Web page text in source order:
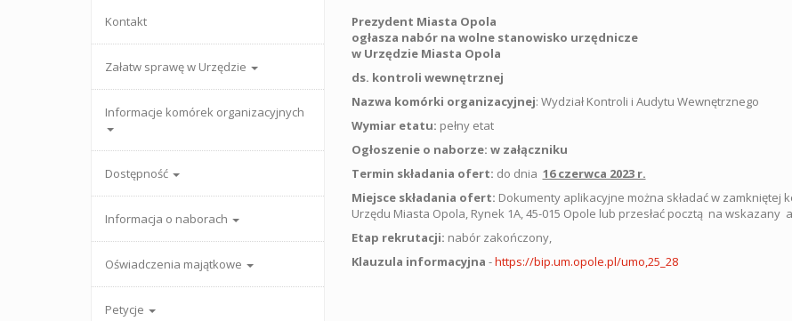
Kontakt
Załatw sprawę w Urzędzie
Informacje komórek organizacyjnych
Dostępność
Informacja o naborach
Oświadczenia majątkowe
Petycje
Prezydent Miasta Opola
ogłasza nabór na wolne stanowisko urzędnicze
w Urzędzie Miasta Opola
ds. kontroli wewnętrznej
Nazwa komórki organizacyjnej: Wydział Kontroli i Audytu Wewnętrznego
Wymiar etatu: pełny etat
Ogłoszenie o naborze: w załączniku
Termin składania ofert: do dnia 16 czerwca 2023 r.
Miejsce składania ofert: Dokumenty aplikacyjne można składać w
Urzędu Miasta Opola, Rynek 1A, 45-015 Opole lub przesłać pocztą na wskazany
Etap rekrutacji: nabór zakończony,
Klauzula informacyjna -https://bip.um.opole.pl/umo,25_28